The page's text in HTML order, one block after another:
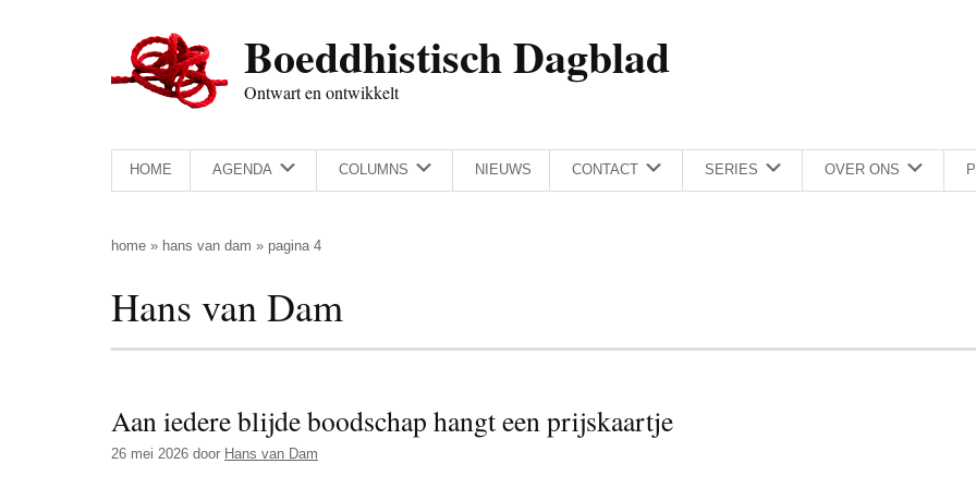
Boeddhistisch Dagblad
Ontwart en ontwikkelt
HOME AGENDA COLUMNS NIEUWS CONTACT SERIES OVER ONS
home » hans van dam » pagina 4
Hans van Dam
Aan iedere blijde boodschap hangt een prijskaartje
26 mei 2026 door Hans van Dam